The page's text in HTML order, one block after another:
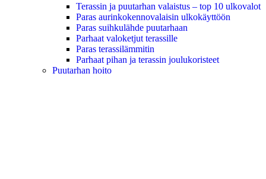
Terassin ja puutarhan valaistus – top 10 ulkovalot
Paras aurinkokennovalaisin ulkokäyttöön
Paras suihkulähde puutarhaan
Parhaat valoketjut terassille
Paras terassilämmitin
Parhaat pihan ja terassin joulukoristeet
Puutarhan hoito